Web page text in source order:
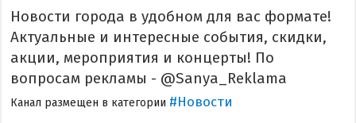
Новости города в удобном для вас формате!
Актуальные и интересные события, скидки,
акции, мероприятия и концерты! По
вопросам рекламы - @Sanya_Reklama
Канал размещен в категории #Новости